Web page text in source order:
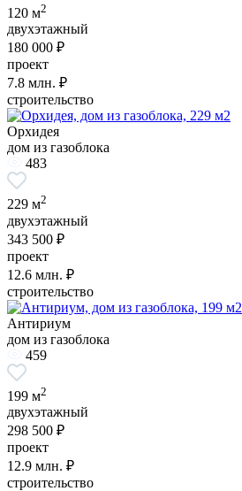
120 м2
двухэтажный
180 000 ₽
проект
7.8 млн. ₽
строительство
Орхидея
дом из газоблока
483
229 м2
двухэтажный
343 500 ₽
проект
12.6 млн. ₽
строительство
Антириум
дом из газоблока
459
199 м2
двухэтажный
298 500 ₽
проект
12.9 млн. ₽
строительство